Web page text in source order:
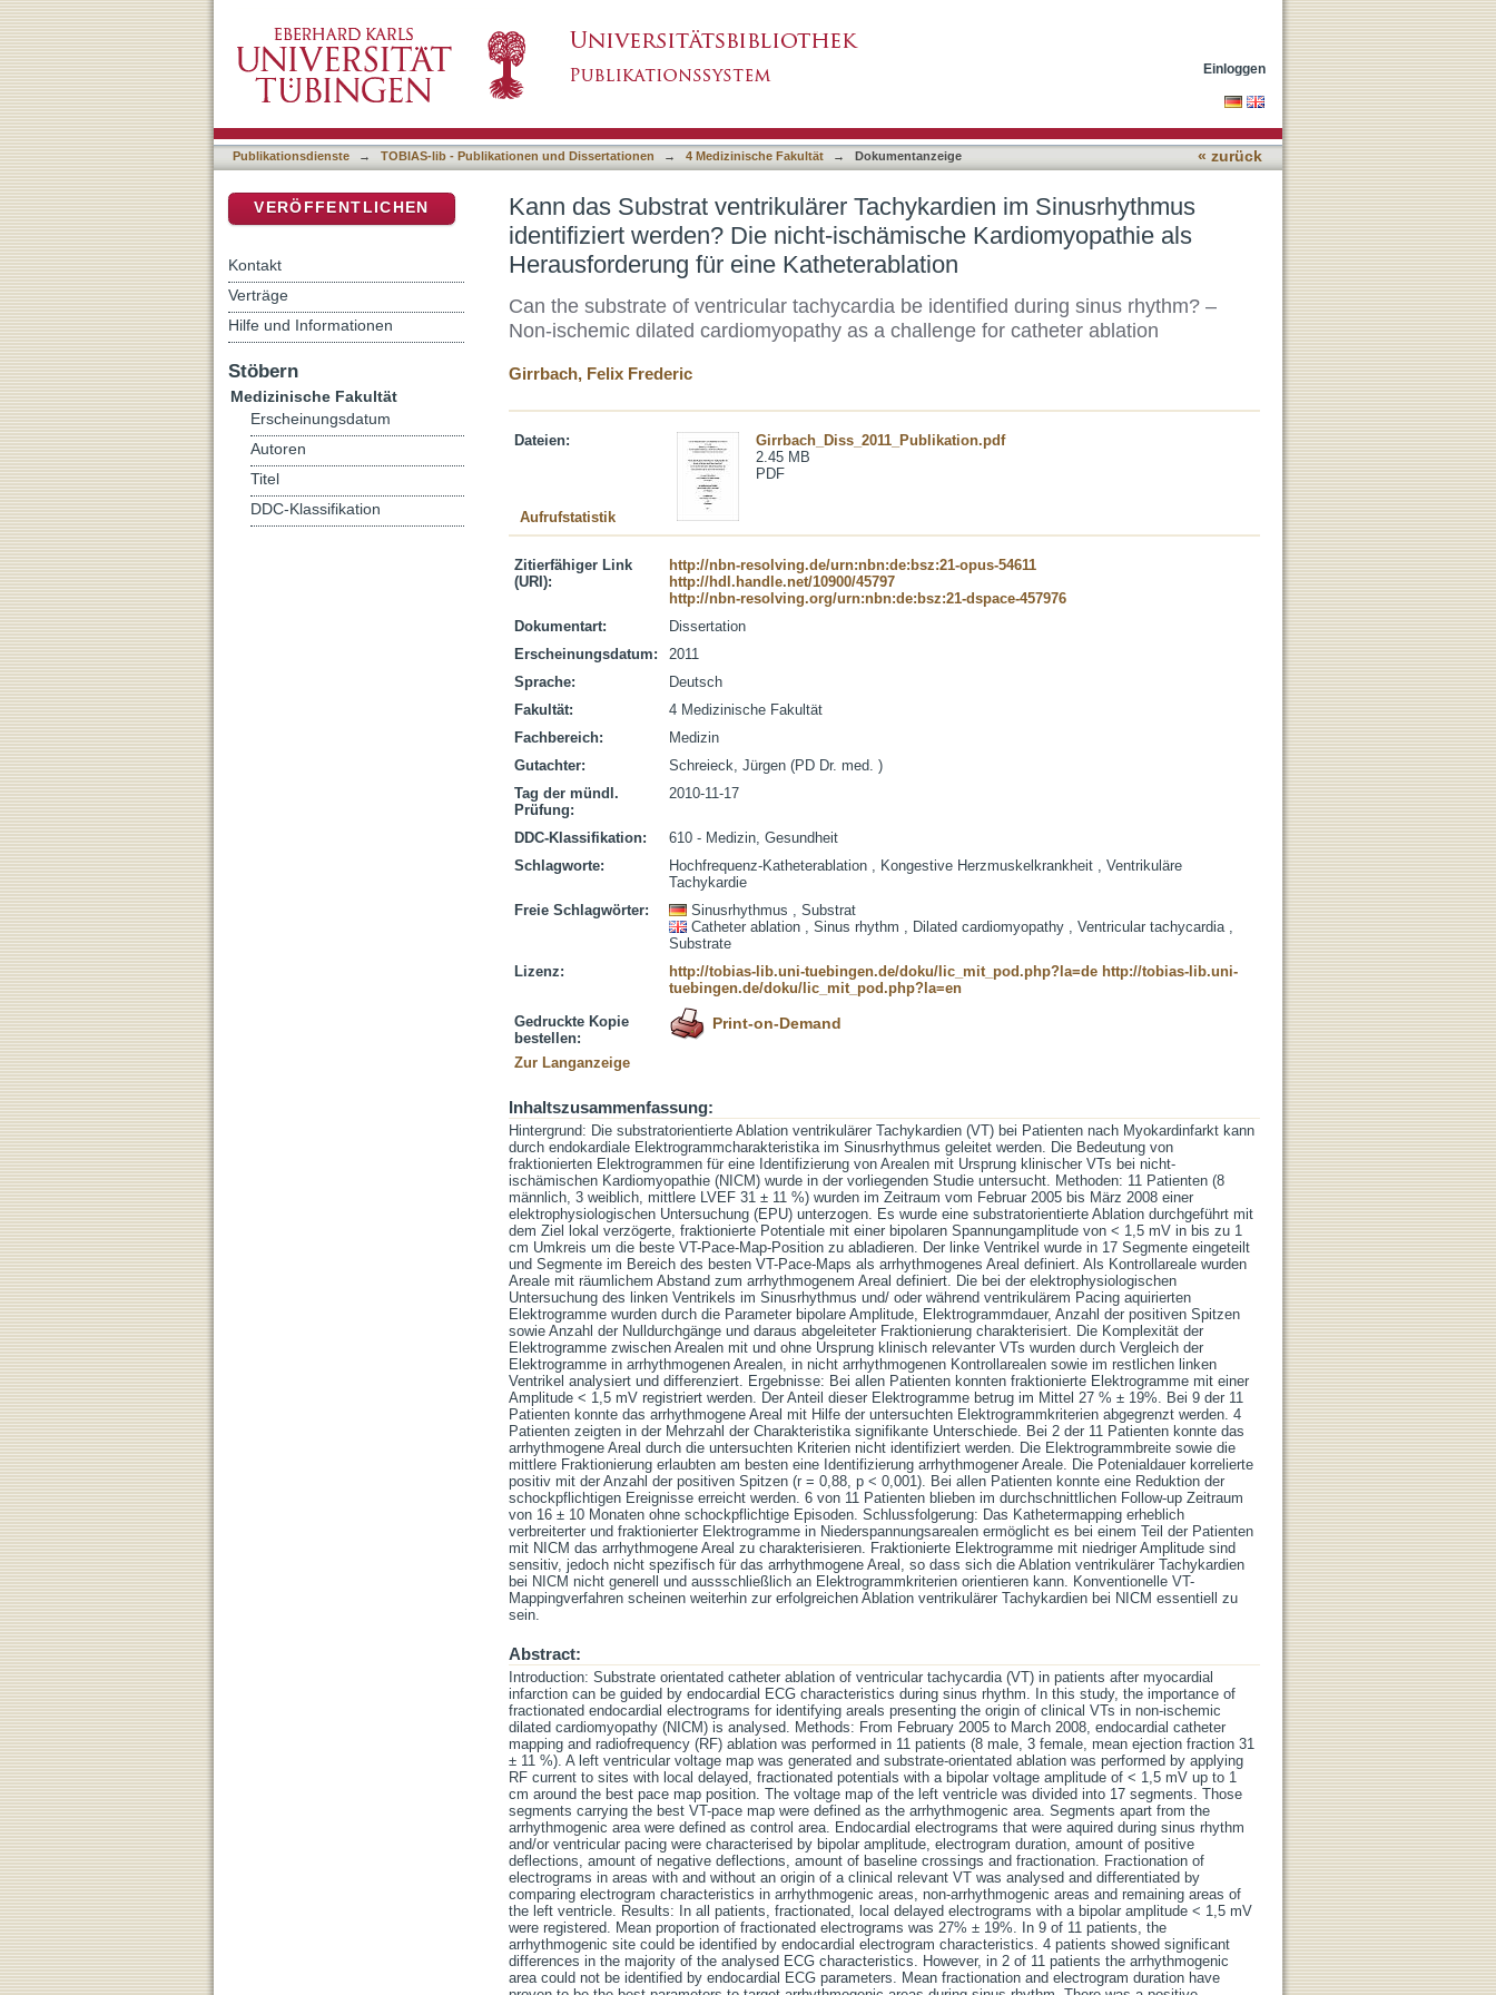
ischämische Kardiomyopathie als Herausforderung für eine Katheterablation
Einloggen
Publikationsdienste → TOBIAS-lib - Publikationen und Dissertationen → 4 Medizinische Fakultät → Dokumentanzeige « zurück
Kann das Substrat ventrikulärer Tachykardien im Sinusrhythmus
identifiziert werden? Die nicht-ischämische Kardiomyopathie als
Herausforderung für eine Katheterablation
Can the substrate of ventricular tachycardia be identified during sinus rhythm? –
Non-ischemic dilated cardiomyopathy as a challenge for catheter ablation
Girrbach, Felix Frederic
Dateien:
Girrbach_Diss_2011_Publikation.pdf
2.45 MB
PDF
Aufrufstatistik
Zitierfähiger Link
(URI):
http://nbn-resolving.de/urn:nbn:de:bsz:21-opus-54611
http://hdl.handle.net/10900/45797
http://nbn-resolving.org/urn:nbn:de:bsz:21-dspace-457976
Dokumentart:
Dissertation
Erscheinungsdatum:
2011
Sprache:
Deutsch
Fakultät:
4 Medizinische Fakultät
Fachbereich:
Medizin
Gutachter:
Schreieck, Jürgen (PD Dr. med. )
Tag der mündl.
Prüfung:
2010-11-17
DDC-Klassifikation:
610 - Medizin, Gesundheit
Schlagworte:
Hochfrequenz-Katheterablation , Kongestive Herzmuskelkrankheit , Ventrikuläre
Tachykardie
Freie Schlagwörter:
Sinusrhythmus , Substrat
Catheter ablation , Sinus rhythm , Dilated cardiomyopathy , Ventricular tachycardia ,
Substrate
Lizenz:
http://tobias-lib.uni-tuebingen.de/doku/lic_mit_pod.php?la=de http://tobias-lib.uni-
tuebingen.de/doku/lic_mit_pod.php?la=en
Gedruckte Kopie
bestellen:
Print-on-Demand
Zur Langanzeige
Inhaltszusammenfassung:
Hintergrund: Die substratorientierte Ablation ventrikulärer Tachykardien (VT) bei Patienten nach Myokardinfarkt kann
durch endokardiale Elektrogrammcharakteristika im Sinusrhythmus geleitet werden. Die Bedeutung von
fraktionierten Elektrogrammen für eine Identifizierung von Arealen mit Ursprung klinischer VTs bei nicht-
ischämischen Kardiomyopathie (NICM) wurde in der vorliegenden Studie untersucht. Methoden: 11 Patienten (8
männlich, 3 weiblich, mittlere LVEF 31 ± 11 %) wurden im Zeitraum vom Februar 2005 bis März 2008 einer
elektrophysiologischen Untersuchung (EPU) unterzogen. Es wurde eine substratorientierte Ablation durchgeführt mit
dem Ziel lokal verzögerte, fraktionierte Potentiale mit einer bipolaren Spannungamplitude von < 1,5 mV in bis zu 1
cm Umkreis um die beste VT-Pace-Map-Position zu abladieren. Der linke Ventrikel wurde in 17 Segmente eingeteilt
und Segmente im Bereich des besten VT-Pace-Maps als arrhythmogenes Areal definiert. Als Kontrollareale wurden
Areale mit räumlichem Abstand zum arrhythmogenem Areal definiert. Die bei der elektrophysiologischen
Untersuchung des linken Ventrikels im Sinusrhythmus und/ oder während ventrikulärem Pacing aquirierten
Elektrogramme wurden durch die Parameter bipolare Amplitude, Elektrogrammdauer, Anzahl der positiven Spitzen
sowie Anzahl der Nulldurchgänge und daraus abgeleiteter Fraktionierung charakterisiert. Die Komplexität der
Elektrogramme zwischen Arealen mit und ohne Ursprung klinisch relevanter VTs wurden durch Vergleich der
Elektrogramme in arrhythmogenen Arealen, in nicht arrhythmogenen Kontrollarealen sowie im restlichen linken
Ventrikel analysiert und differenziert. Ergebnisse: Bei allen Patienten konnten fraktionierte Elektrogramme mit einer
Amplitude < 1,5 mV registriert werden. Der Anteil dieser Elektrogramme betrug im Mittel 27 % ± 19%. Bei 9 der 11
Patienten konnte das arrhythmogene Areal mit Hilfe der untersuchten Elektrogrammkriterien abgegrenzt werden. 4
Patienten zeigten in der Mehrzahl der Charakteristika signifikante Unterschiede. Bei 2 der 11 Patienten konnte das
arrhythmogene Areal durch die untersuchten Kriterien nicht identifiziert werden. Die Elektrogrammbreite sowie die
mittlere Fraktionierung erlaubten am besten eine Identifizierung arrhythmogener Areale. Die Potenialdauer korrelierte
positiv mit der Anzahl der positiven Spitzen (r = 0,88, p < 0,001). Bei allen Patienten konnte eine Reduktion der
schockpflichtigen Ereignisse erreicht werden. 6 von 11 Patienten blieben im durchschnittlichen Follow-up Zeitraum
von 16 ± 10 Monaten ohne schockpflichtige Episoden. Schlussfolgerung: Das Kathetermapping erheblich
verbreiterter und fraktionierter Elektrogramme in Niederspannungsarealen ermöglicht es bei einem Teil der Patienten
mit NICM das arrhythmogene Areal zu charakterisieren. Fraktionierte Elektrogramme mit niedriger Amplitude sind
sensitiv, jedoch nicht spezifisch für das arrhythmogene Areal, so dass sich die Ablation ventrikulärer Tachykardien
bei NICM nicht generell und aussschließlich an Elektrogrammkriterien orientieren kann. Konventionelle VT-
Mappingverfahren scheinen weiterhin zur erfolgreichen Ablation ventrikulärer Tachykardien bei NICM essentiell zu
sein.
Abstract:
Introduction: Substrate orientated catheter ablation of ventricular tachycardia (VT) in patients after myocardial
infarction can be guided by endocardial ECG characteristics during sinus rhythm. In this study, the importance of
fractionated endocardial electrograms for identifying areals presenting the origin of clinical VTs in non-ischemic
dilated cardiomyopathy (NICM) is analysed. Methods: From February 2005 to March 2008, endocardial catheter
mapping and radiofrequency (RF) ablation was performed in 11 patients (8 male, 3 female, mean ejection fraction 31
± 11 %). A left ventricular voltage map was generated and substrate-orientated ablation was performed by applying
RF current to sites with local delayed, fractionated potentials with a bipolar voltage amplitude of < 1,5 mV up to 1
cm around the best pace map position. The voltage map of the left ventricle was divided into 17 segments. Those
segments carrying the best VT-pace map were defined as the arrhythmogenic area. Segments apart from the
arrhythmogenic area were defined as control area. Endocardial electrograms that were aquired during sinus rhythm
and/or ventricular pacing were characterised by bipolar amplitude, electrogram duration, amount of positive
deflections, amount of negative deflections, amount of baseline crossings and fractionation. Fractionation of
electrograms in areas with and without an origin of a clinical relevant VT was analysed and differentiated by
comparing electrogram characteristics in arrhythmogenic areas, non-arrhythmogenic areas and remaining areas of
the left ventricle. Results: In all patients, fractionated, local delayed electrograms with a bipolar amplitude < 1,5 mV
were registered. Mean proportion of fractionated electrograms was 27% ± 19%. In 9 of 11 patients, the
arrhythmogenic site could be identified by endocardial electrogram characteristics. 4 patients showed significant
differences in the majority of the analysed ECG characteristics. However, in 2 of 11 patients the arrhythmogenic
area could not be identified by endocardial ECG parameters. Mean fractionation and electrogram duration have
VERÖFFENTLICHEN
Kontakt
Verträge
Hilfe und Informationen
Stöbern
Medizinische Fakultät
Erscheinungsdatum
Autoren
Titel
DDC-Klassifikation